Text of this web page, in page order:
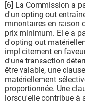
[6] La Commission a
d'un opting out
minoritaires en raison
prix minimum. Elle a
d'opting out
implicitement en
d'une transaction
être valable, une
matériellement
proportionnée. Une
lorsqu'elle contribue à